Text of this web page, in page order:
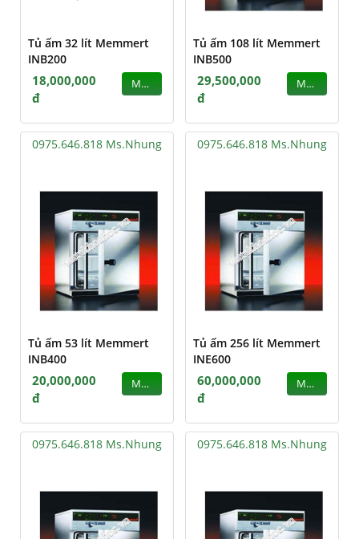
Tủ ấm 32 lít Memmert
INB200
18,000,000
đ
MUA
Tủ ấm 108 lít Memmert
INB500
29,500,000
đ
MUA
0975.646.818 Ms.Nhung
Tủ ấm 53 lít Memmert
INB400
20,000,000
đ
MUA
0975.646.818 Ms.Nhung
Tủ ấm 256 lít Memmert
INE600
60,000,000
đ
MUA
0975.646.818 Ms.Nhung 0975.646.818 Ms.Nhung